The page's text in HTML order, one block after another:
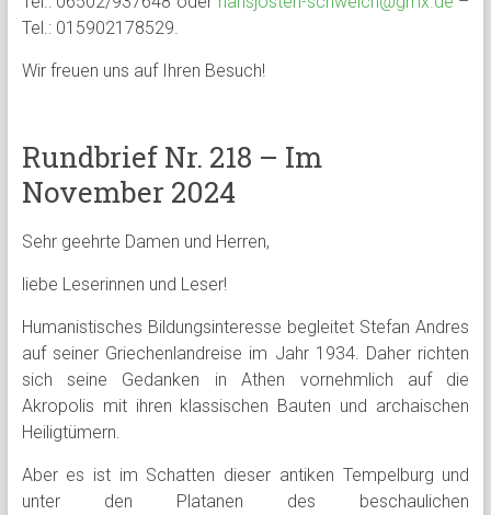
Tel.: 015902178529.
Wir freuen uns auf Ihren Besuch!
Rundbrief Nr. 218 – Im
November 2024
Sehr geehrte Damen und Herren,
liebe Leserinnen und Leser!
Humanistisches Bildungsinteresse begleitet Stefan Andres
auf seiner Griechenlandreise im Jahr 1934. Daher richten
sich seine Gedanken in Athen vornehmlich auf die
Akropolis mit ihren klassischen Bauten und archaischen
Heiligtümern.
Aber es ist im Schatten dieser antiken Tempelburg und
unter den Platanen des beschaulichen